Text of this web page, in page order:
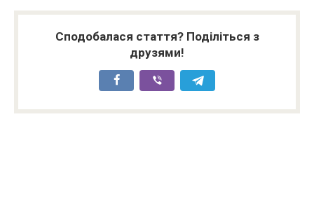
Сподобалася стаття? Поділіться з
друзями!